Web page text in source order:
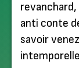
anti conte
savoir